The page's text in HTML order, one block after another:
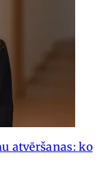
atvēršanas: ko